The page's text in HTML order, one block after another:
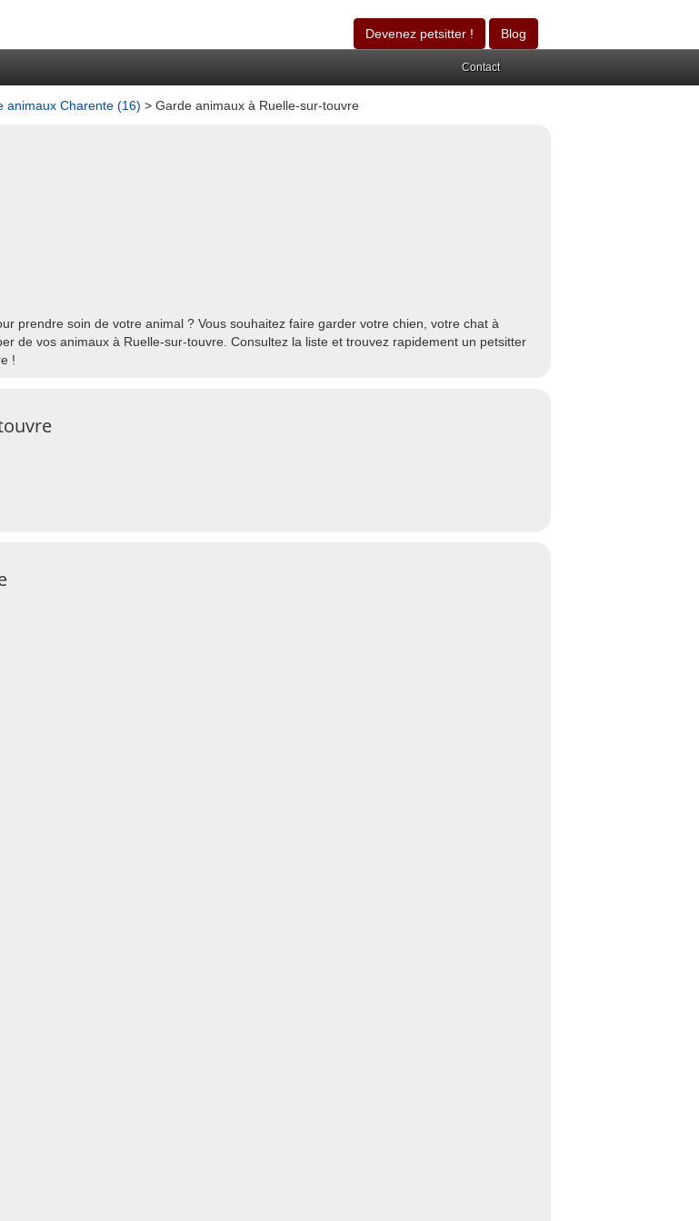
Devenez petsitter ! Blog
Contact
animaux Charente (16) > Garde animaux à Ruelle-sur-touvre
prendre soin de votre animal ? Vous souhaitez faire garder votre chien, votre chat à
de vos animaux à Ruelle-sur-touvre. Consultez la liste et trouvez rapidement un petsitter
!